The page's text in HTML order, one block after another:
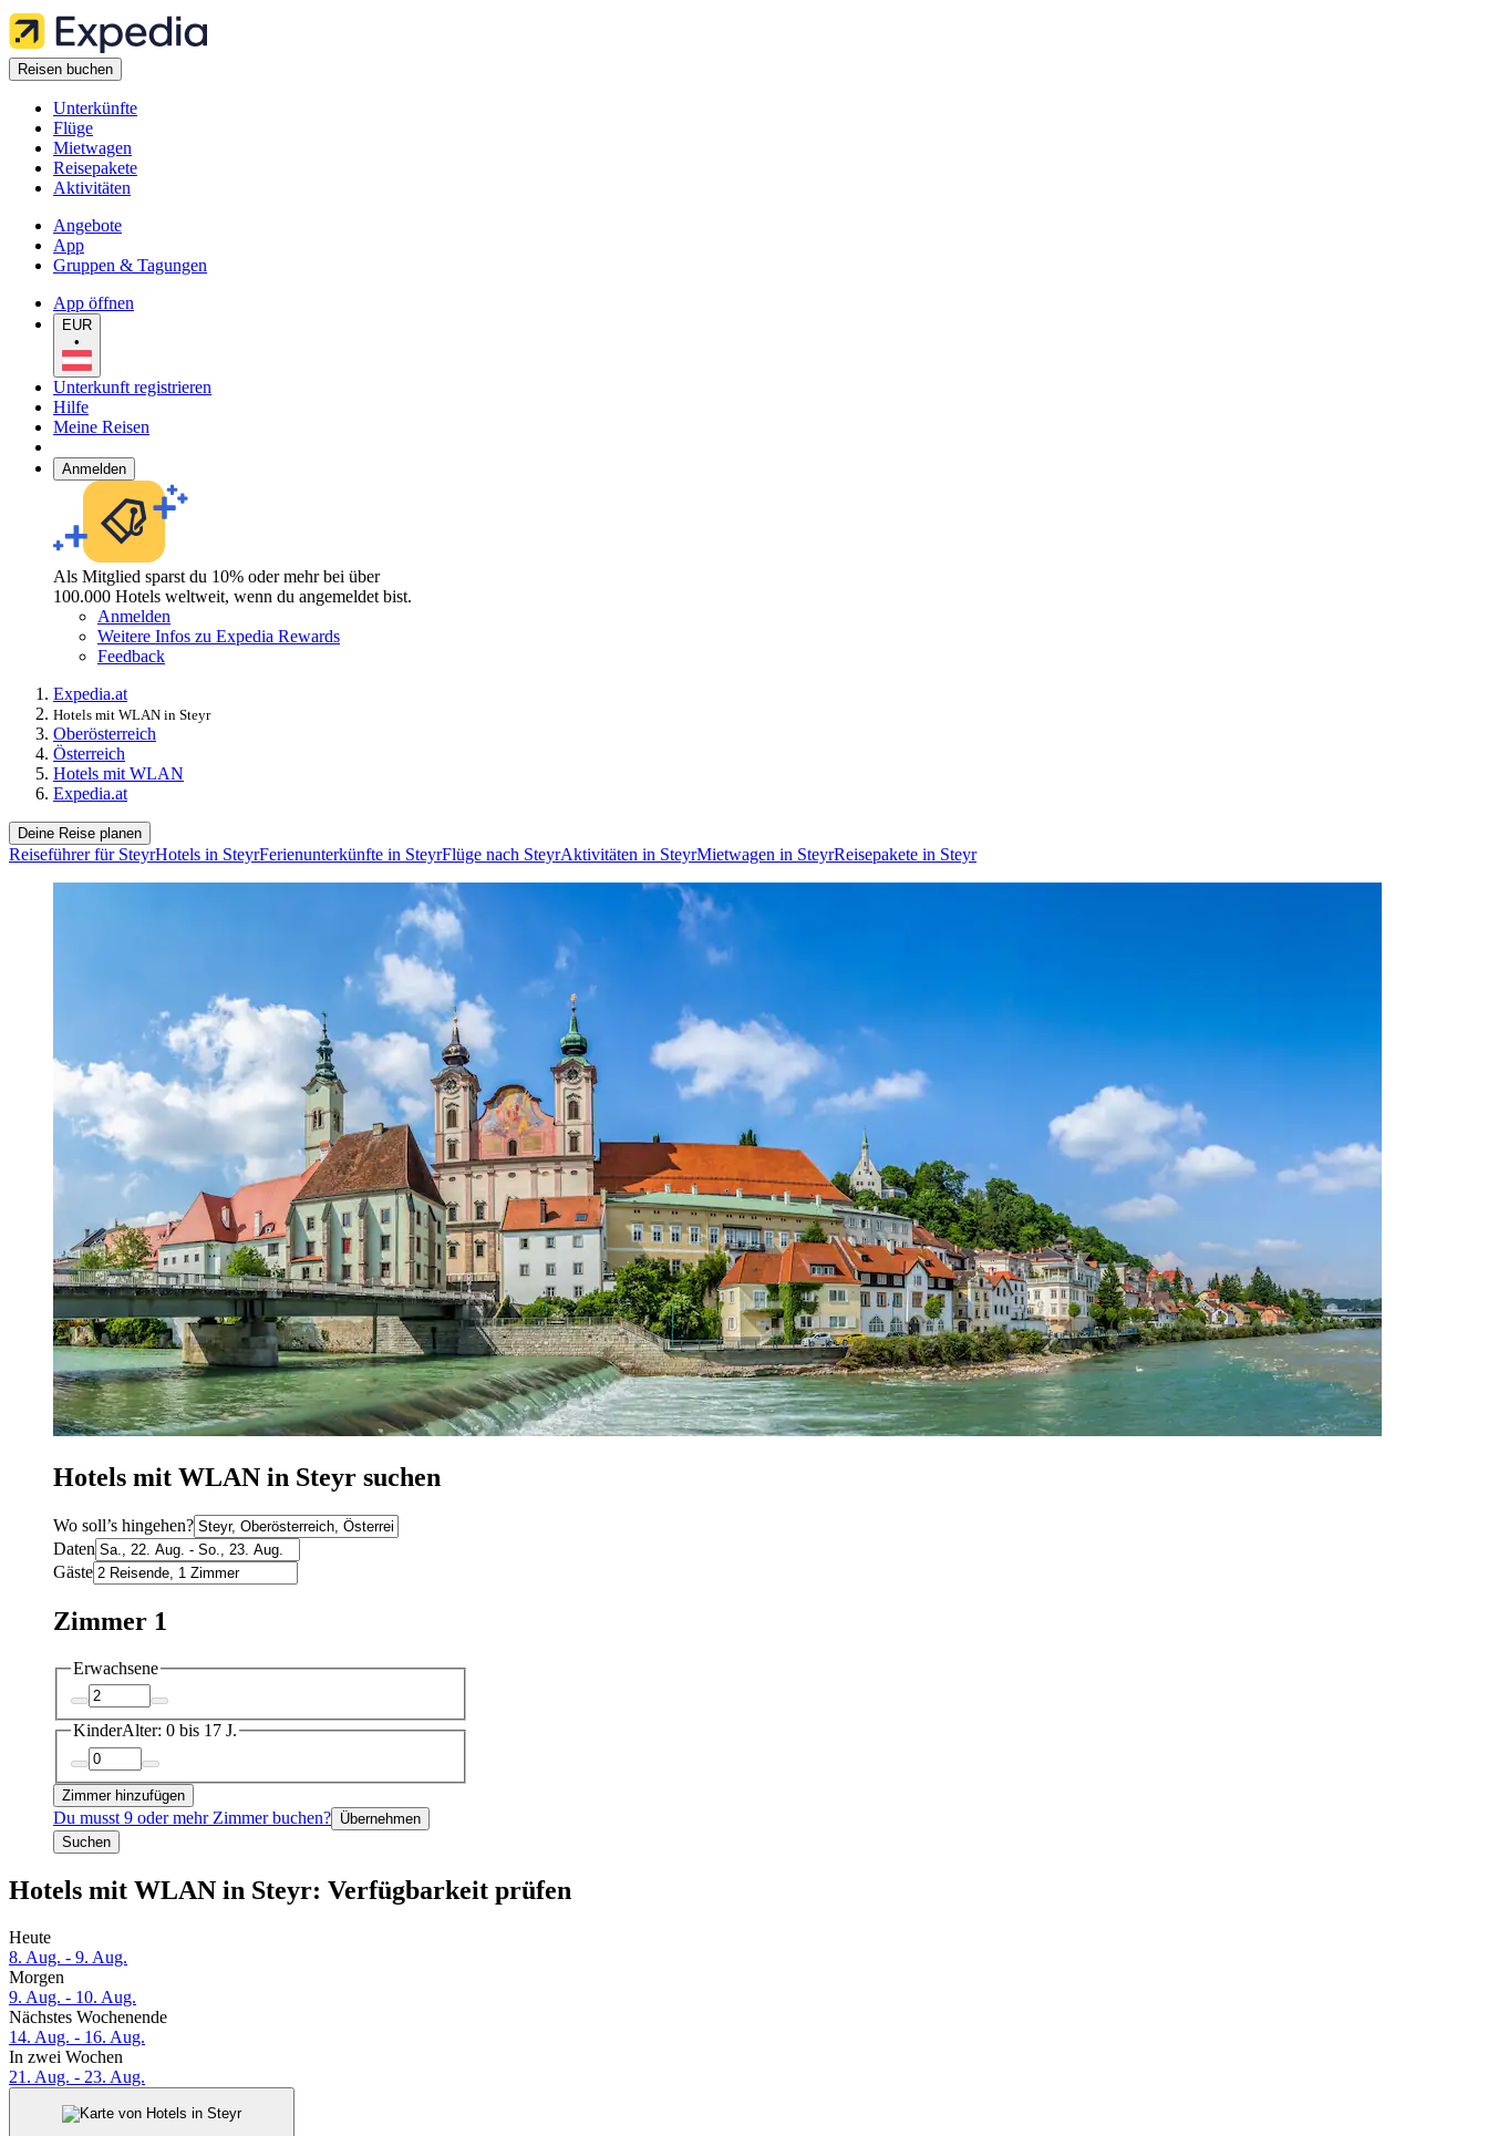
Reisen buchen
Unterkünfte
Flüge
Mietwagen
Reisepakete
Aktivitäten
Angebote
App
Gruppen & Tagungen
App öffnen
EUR
•
Unterkunft registrieren
Hilfe
Meine Reisen
Anmelden
Als Mitglied sparst du 10% oder mehr bei über
100.000 Hotels weltweit, wenn du angemeldet bist.
Anmelden
Weitere Infos zu Expedia Rewards
Feedback
Expedia.at
Hotels mit WLAN in Steyr
Oberösterreich
Österreich
Hotels mit WLAN
Expedia.at
Deine Reise planen
Reiseführer für SteyrHotels in SteyrFerienunterkünfte in SteyrFlüge nach SteyrAktivitäten in SteyrMietwagen in SteyrReisepakete in Steyr
Hotels mit WLAN in Steyr suchen
Wo soll’s hingehen?
Daten
Gäste
Zimmer 1
Erwachsene
KinderAlter: 0 bis 17 J.
Zimmer hinzufügen
Du musst 9 oder mehr Zimmer buchen? Übernehmen
Suchen
Hotels mit WLAN in Steyr: Verfügbarkeit prüfen
Heute
8. Aug. - 9. Aug.
Morgen
9. Aug. - 10. Aug.
Nächstes Wochenende
14. Aug. - 16. Aug.
In zwei Wochen
21. Aug. - 23. Aug.